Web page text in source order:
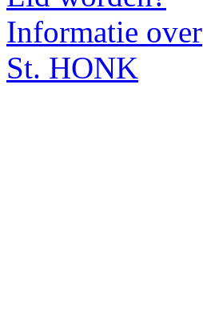
Informatie over
St. HONK